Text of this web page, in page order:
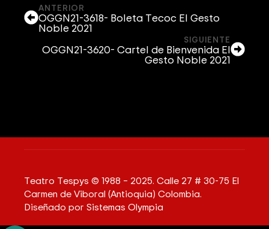
ANTERIOR
OGGN21-3618- Boleta Tecoc El Gesto
Noble 2021
SIGUIENTE
OGGN21-3620- Cartel de Bienvenida El
Gesto Noble 2021
Teatro Tespys © 1988 – 2025. Calle 27 # 30-75 El
Carmen de Viboral (Antioquia) Colombia.
Diseñado por Sistemas Olympia